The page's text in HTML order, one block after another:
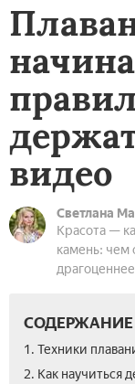
видео
Светлана
Красота —
камень: чем
СОДЕРЖАНИЕ
1. Техники
2. Как научиться